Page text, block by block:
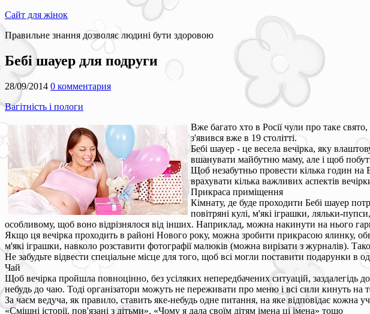
Сайт для жінок
Правильне знання дозволяє людині бути здоровою
Бебі шауер для подруги
28/09/2014 0 комментария
Вагітність і пологи
Вже багато хто в Росії чули про таке
з'явився вже в 19 столітті.
Бебі шауер - це весела вечірка, яку
вшанувати майбутню маму, але і щоб
Щоб незабутньо провести кілька годин на
врахувати кілька важливих аспектів
Прикраса приміщення
Кімнату, де буде проходити Бебі шауер
повітряні кулі, м'які іграшки, ляльки-
особливому, щоб воно відрізнялося від інших. Наприклад, можна накинути на нього
Якщо ця вечірка проходить в районі Нового року, можна зробити прикрасою ялинку,
м'які іграшки, навколо розставити фотографії малюків (можна вирізати з журналів).
Не забудьте відвести спеціальне місце для того, щоб всі могли поставити подарунки в
Чай
Щоб вечірка пройшла повноцінно, без усіляких непередбачених ситуацій,
небудь до чаю. Тоді організатори можуть не переживати про меню і всі сили кинуть на
За чаєм ведуча, як правило, ставить яке-небудь одне питання, на яке відповідає
«Смішні історії, пов'язані з дітьми», «Чому я дала своїм дітям імена ці імена» тощо